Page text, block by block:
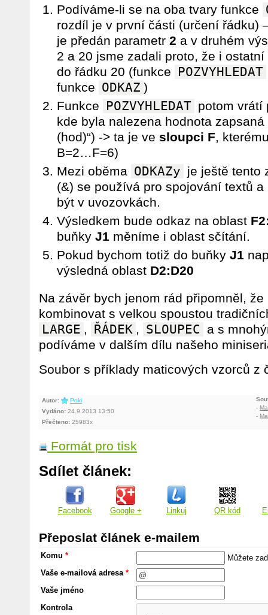
Podíváme-li se na oba tvary funkce
rozdíl je v první části (určení řádku)
je předán parametr 2 a v druhém
2 a 20 jsme zadali proto, že i
do řádku 20 (funkce
POZVYHLEDAT
funkce ODKAZ )
Funkce
POZVYHLEDAT potom
kde byla nalezena hodnota
(hod)“) -> ta je ve sloupci F,
B=2…F=6)
Mezi oběma ODKAZy je ještě tento
(&) se používá pro spojování textů
být v uvozovkách.
Výsledkem bude odkaz na oblast
buňky J1 měníme i oblast sčítání.
Pokud bychom totiž do buňky J1
výsledná oblast D2:D20
Na závěr bych jenom rád připomněl,
kombinovat s velkou spoustou
LARGE , ŘÁDEK , SLOUPEC
a s
podíváme v dalším dílu našeho
Soubor s příklady maticových vzorců z
Autor:
Poki
Vydáno: 24.9.2013 13:50
Přečteno: 25983x
-
-
Formát pro tisk
Sdílet článek:
Facebook Google + Linkuj QR kód
Přeposlat článek e-mailem
Komu *
Můžete
Vaše e-mailová adresa *
Vaše jméno
Kontrola